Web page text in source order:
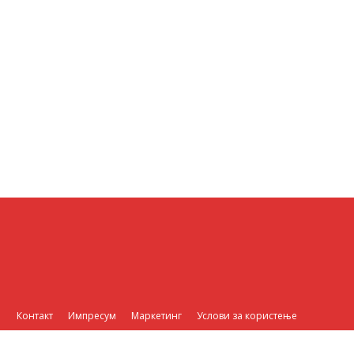
Контакт Импресум Маркетинг Услови за користење